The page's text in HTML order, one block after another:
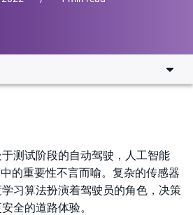
获最佳汽车边缘解决方案奖
测试阶段的自动驾驶，人工智能
中的重要性不言而喻。复杂的传感器
习算法扮演着驾驶员的角色，决策
全的道路体验。